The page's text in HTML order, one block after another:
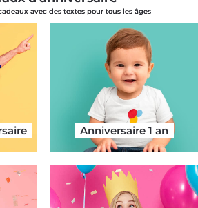
avec des textes pour tous les âges
Anniversaire 1 an